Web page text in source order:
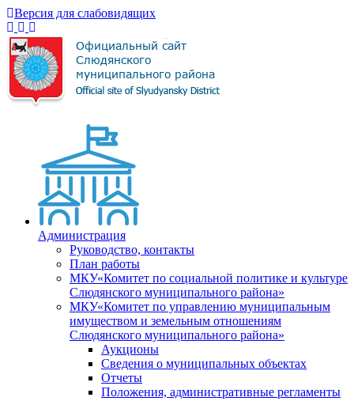
Версия для слабовидящих
Администрация
Руководство, контакты
План работы
МКУ«Комитет по социальной политике и культуре
Слюдянского муниципального района»
МКУ«Комитет по управлению муниципальным
имуществом и земельным отношениям
Слюдянского муниципального района»
Аукционы
Сведения о муниципальных объектах
Отчеты
Положения, административные регламенты